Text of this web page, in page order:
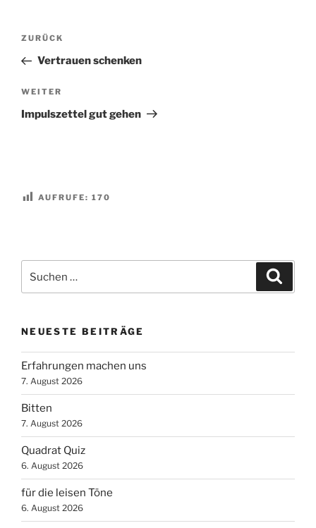
Beitragsnavigation
Vorheriger
Beitrag
ZURÜCK
Vertrauen schenken
Nächster
Beitrag
WEITER
Impulszettel gut gehen
AUFRUFE: 170
nach:
NEUESTE BEITRÄGE
Erfahrungen machen uns
7. August 2026
Bitten
7. August 2026
Quadrat Quiz
6. August 2026
für die leisen Töne
6. August 2026